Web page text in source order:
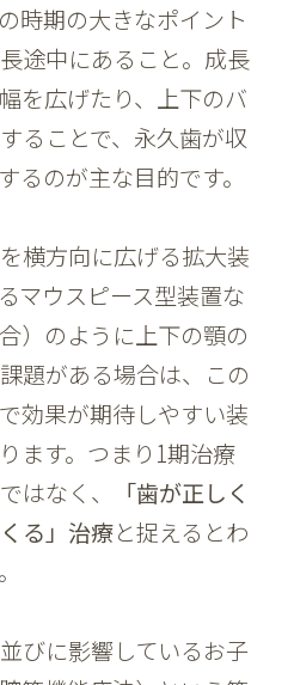
時期の大きなポイント
途中にあること。成長
を広げたり、上下のバ
ることで、永久歯が収
るのが主な目的です。
横方向に広げる拡大装
マウスピース型装置な
）のように上下の顎の
題がある場合は、この
効果が期待しやすい装
ます。つまり1期治療
はなく、
「歯が正しく
る」治療と捉えるとわ
びに影響しているお子